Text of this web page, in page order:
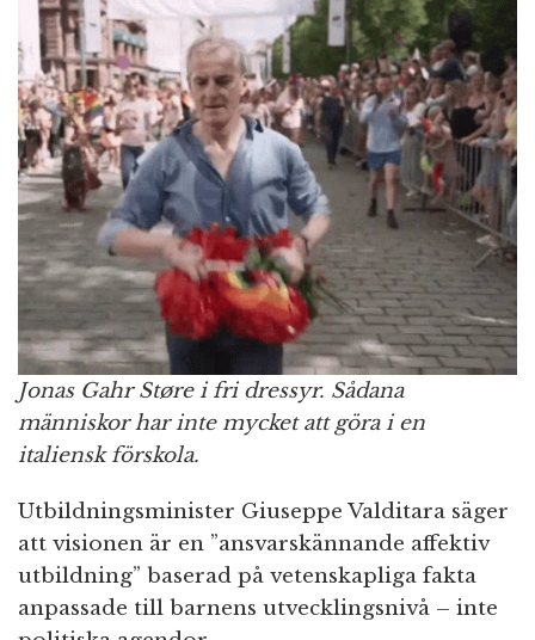
Jonas Gahr Støre i fri dressyr. Sådana
människor har inte mycket att göra i en
italiensk förskola.
Utbildningsminister Giuseppe Valditara säger
att visionen är en ”ansvarskännande affektiv
utbildning” baserad på vetenskapliga fakta
anpassade till barnens utvecklingsnivå – inte